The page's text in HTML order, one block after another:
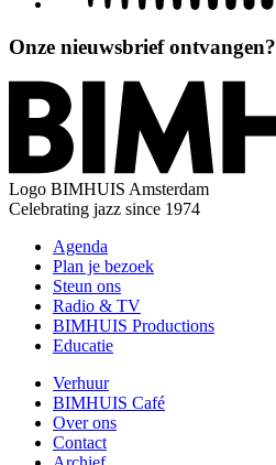
Onze nieuwsbrief ontvangen?
Logo BIMHUIS Amsterdam
Celebrating jazz since 1974
Agenda
Plan je bezoek
Steun ons
Radio & TV
BIMHUIS Productions
Educatie
Verhuur
BIMHUIS Café
Over ons
Contact